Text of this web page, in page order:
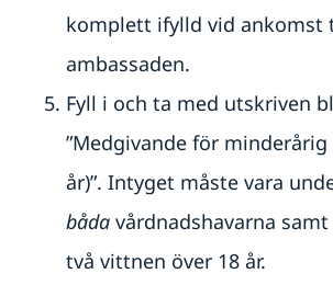
komplett ifylld vid ankomst
ambassaden.
Fyll i och ta med utskriven
”Medgivande för
år)”. Intyget måste vara
båda vårdnadshavarna
två vittnen över 18 år.